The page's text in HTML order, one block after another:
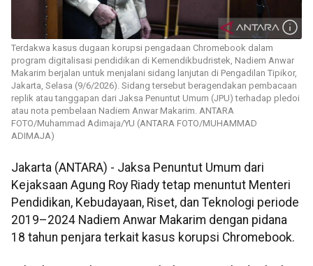
Terdakwa kasus dugaan korupsi pengadaan Chromebook dalam
program digitalisasi pendidikan di Kemendikbudristek, Nadiem Anwar
Makarim berjalan untuk menjalani sidang lanjutan di Pengadilan Tipikor,
Jakarta, Selasa (9/6/2026). Sidang tersebut beragendakan pembacaan
replik atau tanggapan dari Jaksa Penuntut Umum (JPU) terhadap pledoi
atau nota pembelaan Nadiem Anwar Makarim. ANTARA
FOTO/Muhammad Adimaja/YU (ANTARA FOTO/MUHAMMAD
ADIMAJA)
Jakarta (ANTARA) - Jaksa Penuntut Umum dari
Kejaksaan Agung Roy Riady tetap menuntut Menteri
Pendidikan, Kebudayaan, Riset, dan Teknologi periode
2019–2024 Nadiem Anwar Makarim dengan pidana
18 tahun penjara terkait kasus korupsi Chromebook.